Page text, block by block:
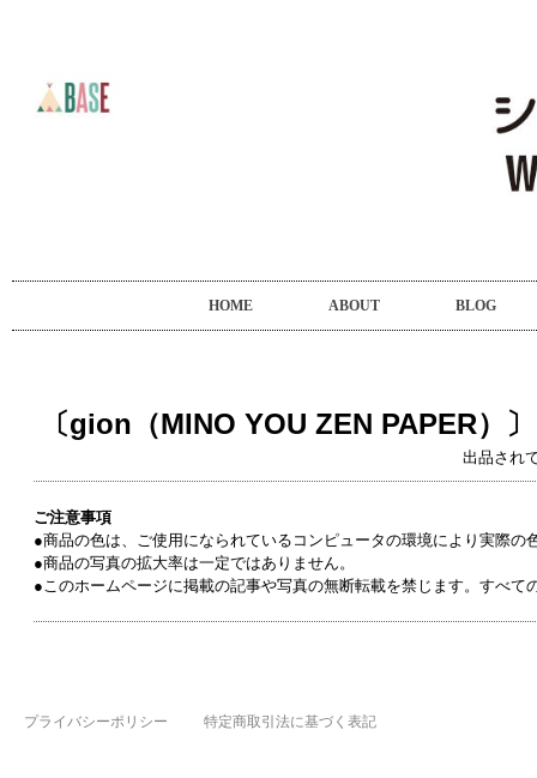
HOME ABOUT BLOG
〔gion（MINO YOU ZEN PAPER）〕
出品され
ご注意事項
●商品の色は、ご使用になられているコンピュータの環境により実際の
●商品の写真の拡大率は一定ではありません。
●このホームページに掲載の記事や写真の無断転載を禁じます。すべ
プライバシーポリシー 特定商取引法に基づく表記